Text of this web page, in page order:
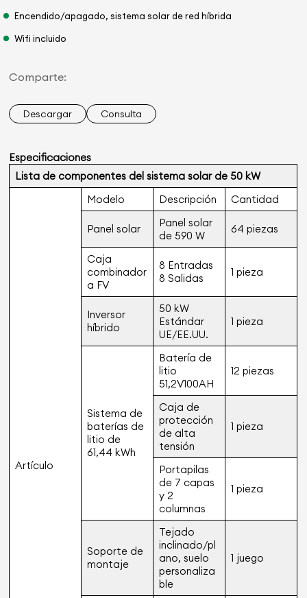
Encendido/apagado, sistema solar de red híbrida
Wifi incluido
Comparte:
Descargar Consulta
Especificaciones
Lista de componentes del sistema solar de 50 kW
Artículo
Modelo Descripción Cantidad
Panel solar
Panel solar
de 590 W
64 piezas
Caja
combinador
a FV
8 Entradas
8 Salidas
1 pieza
Inversor
híbrido
50 kW
Estándar
UE/EE.UU.
1 pieza
Sistema de
baterías de
litio de
61,44 kWh
Batería de
litio
51,2V100AH
12 piezas
Caja de
protección
de alta
tensión
1 pieza
Portapilas
de 7 capas
y 2
columnas
1 pieza
Soporte de
montaje
Tejado
inclinado/pl
ano, suelo
personaliza
ble
1 juego